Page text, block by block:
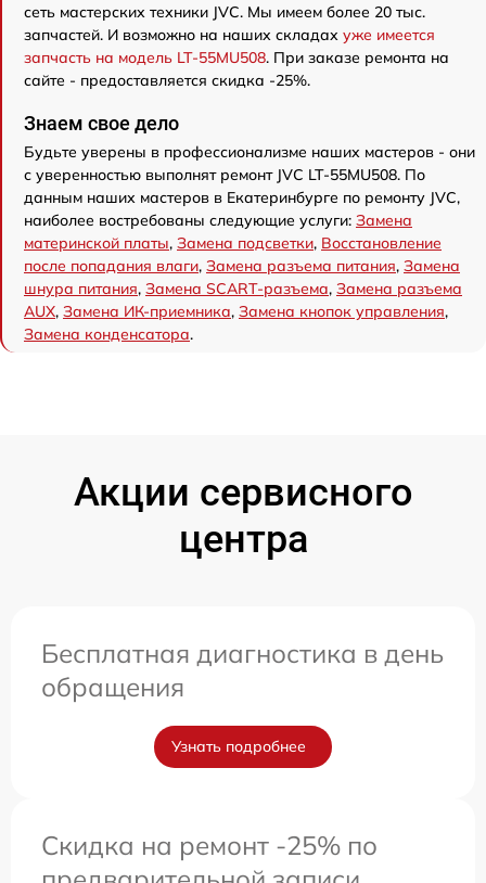
сеть мастерских техники JVC. Мы имеем более 20 тыс.
запчастей. И возможно на наших складах уже имеется
запчасть на модель LT-55MU508. При заказе ремонта на
сайте - предоставляется скидка -25%.
Знаем свое дело
Будьте уверены в профессионализме наших мастеров - они
с уверенностью выполнят ремонт JVC LT-55MU508. По
данным наших мастеров в Екатеринбурге по ремонту JVC,
наиболее востребованы следующие услуги: Замена
материнской платы, Замена подсветки, Восстановление
после попадания влаги, Замена разъема питания, Замена
шнура питания, Замена SCART-разъема, Замена разъема
AUX, Замена ИК-приемника, Замена кнопок управления,
Замена конденсатора.
Акции сервисного
центра
Бесплатная диагностика в день
обращения
Узнать подробнее
Скидка на ремонт -25% по